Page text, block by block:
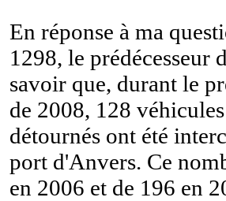
En réponse à ma
1298, le prédécesseur
savoir que, durant le
de 2008, 128
détournés ont été
port d'Anvers. Ce
en 2006 et de 196 en